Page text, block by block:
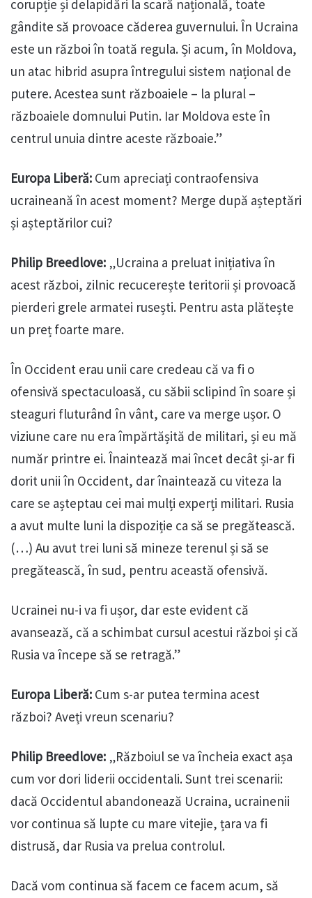
corupție și delapidări la scară națională, toate
gândite să provoace căderea guvernului. În Ucraina
este un război în toată regula. Și acum, în Moldova,
un atac hibrid asupra întregului sistem național de
putere. Acestea sunt războaiele – la plural –
războaiele domnului Putin. Iar Moldova este în
centrul unuia dintre aceste războaie.”
Europa Liberă: Cum apreciați contraofensiva
ucraineană în acest moment? Merge după așteptări
și așteptărilor cui?
Philip Breedlove: „Ucraina a preluat inițiativa în
acest război, zilnic recucerește teritorii și provoacă
pierderi grele armatei rusești. Pentru asta plătește
un preț foarte mare.
În Occident erau unii care credeau că va fi o
ofensivă spectaculoasă, cu săbii sclipind în soare și
steaguri fluturând în vânt, care va merge ușor. O
viziune care nu era împărtășită de militari, și eu mă
număr printre ei. Înaintează mai încet decât și-ar fi
dorit unii în Occident, dar înaintează cu viteza la
care se așteptau cei mai mulți experți militari. Rusia
a avut multe luni la dispoziție ca să se pregătească.
(…) Au avut trei luni să mineze terenul și să se
pregătească, în sud, pentru această ofensivă.
Ucrainei nu-i va fi ușor, dar este evident că
avansează, că a schimbat cursul acestui război și că
Rusia va începe să se retragă.”
Europa Liberă: Cum s-ar putea termina acest
război? Aveți vreun scenariu?
Philip Breedlove: „Războiul se va încheia exact așa
cum vor dori liderii occidentali. Sunt trei scenarii:
dacă Occidentul abandonează Ucraina, ucrainenii
vor continua să lupte cu mare vitejie, țara va fi
distrusă, dar Rusia va prelua controlul.
Dacă vom continua să facem ce facem acum, să